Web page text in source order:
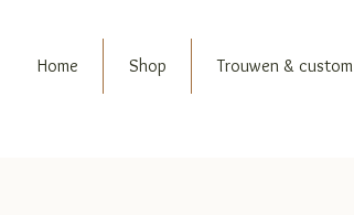
Home Shop Trouwen & custom